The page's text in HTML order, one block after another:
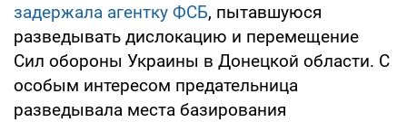
задержала агентку ФСБ, пытавшуюся
разведывать дислокацию и перемещение
Сил обороны Украины в Донецкой области. С
особым интересом предательница
разведывала места базирования